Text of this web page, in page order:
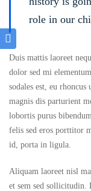
role in our
Duis mattis laoreet
dolor sed mi
sodales est, eu rhoncus
magnis dis parturient
lobortis purus
felis sed eros porttitor
id, porta in ligula.
Aliquam laoreet nisl
et sem sed sollicitudin.